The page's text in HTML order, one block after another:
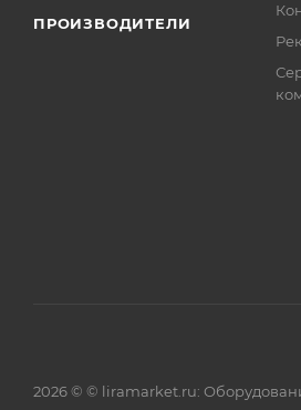
ПРОИЗВОДИТЕЛИ
2026 © © liramarket.ru: